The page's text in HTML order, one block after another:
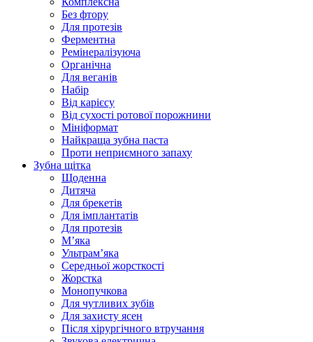
Без фтору
Для протезів
Ферментна
Ремінералізуюча
Органічна
Для веганів
Набір
Від карієсу
Від сухості ротової порожнини
Мініформат
Найкраща зубна паста
Проти неприємного запаху
Зубна щітка
Щоденна
Дитяча
Для брекетів
Для імплантатів
Для протезів
Мʼяка
Ультрамʼяка
Середньої жорсткості
Жорстка
Монопучкова
Для чутливих зубів
Для захисту ясен
Після хірургічного втручання